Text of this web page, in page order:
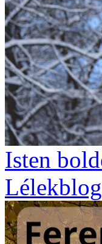
Isten
Lélekblog